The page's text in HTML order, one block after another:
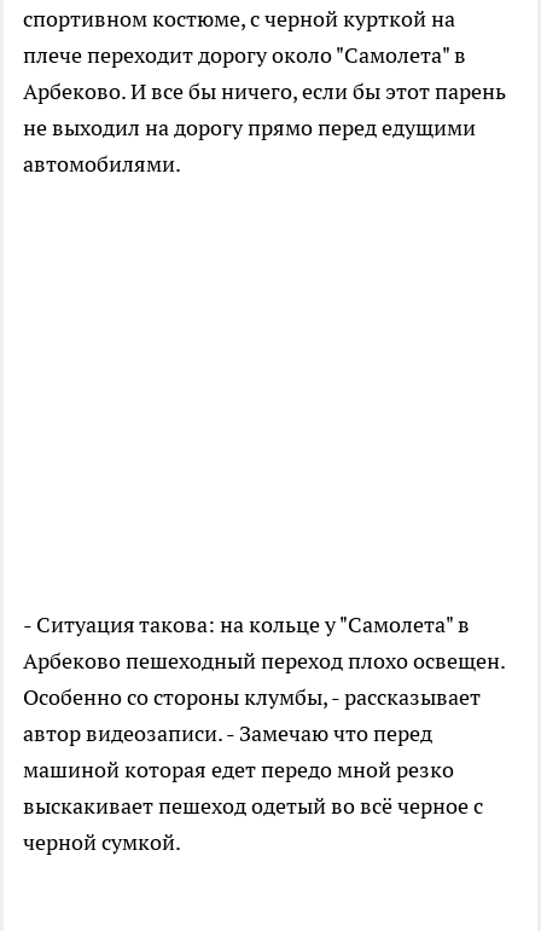
спортивном костюме, с черной курткой на
плече переходит дорогу около "Самолета" в
Арбеково. И все бы ничего, если бы этот парень
не выходил на дорогу прямо перед едущими
автомобилями.
- Ситуация такова: на кольце у "Самолета" в
Арбеково пешеходный переход плохо освещен.
Особенно со стороны клумбы, - рассказывает
автор видеозаписи. - Замечаю что перед
машиной которая едет передо мной резко
выскакивает пешеход одетый во всё черное с
черной сумкой.